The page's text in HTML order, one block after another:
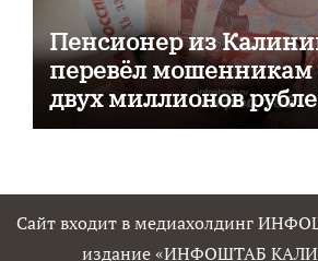
Пенсионер из
перевёл мошенникам
двух миллионов
Сайт входит в медиахолдинг
издание «ИНФОШТАБ